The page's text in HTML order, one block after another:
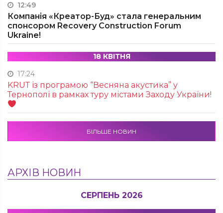
12:49
Компанія «Креатор-Буд» стала генеральним
спонсором Recovery Construction Forum
Ukraine!
18 КВІТНЯ
17:24
KRUТ із програмою “Весняна акустика” у
Тернополі в рамках туру містами Заходу України!
БІЛЬШЕ НОВИН
АРХІВ НОВИН
СЕРПЕНЬ 2026